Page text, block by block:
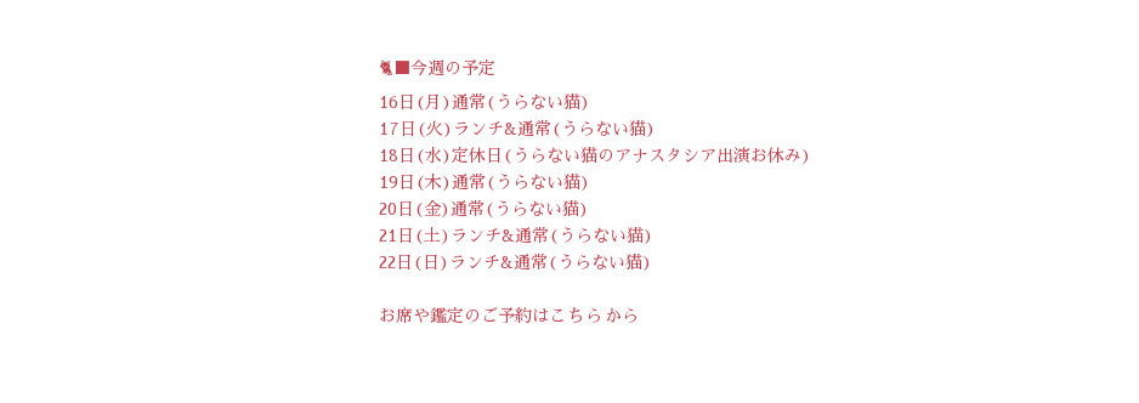
🐈‍⬛今週の予定
16日(月)通常(うらない猫)
17日(火)ランチ&通常(うらない猫)
18日(水)定休日(うらない猫のアナスタシア出演お休み)
19日(木)通常(うらない猫)
20日(金)通常(うらない猫)
21日(土)ランチ&通常(うらない猫)
22日(日)ランチ&通常(うらない猫)
お席や鑑定のご予約は こちら から